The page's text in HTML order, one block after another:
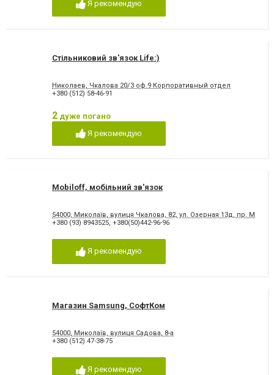
Я рекомендую
Стільниковий зв'язок Life:)
Николаев, Чкалова 20/3 оф.9 Корпоративный отдел
+380 (512) 58-46-91
2 дуже погано
Я рекомендую
Mobiloff, мобільний зв'язок
54000, Миколаїв, вулиця Чкалова, 82, ул. Озерная 13д, пр. Мира
+380 (93) 8943525, +380(50)442-96-96
Я рекомендую
Магазин Samsung, СофтКом
54000, Миколаїв, вулиця Садова, 8-а
+380 (512) 47-38-75
Я рекомендую